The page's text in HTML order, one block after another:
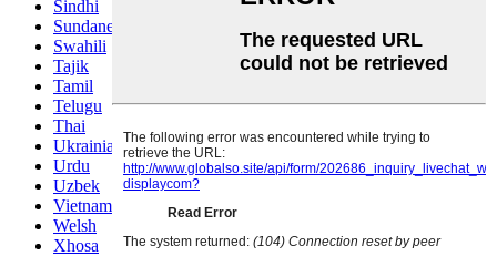
Sindhi
Sundanese
Swahili
Tajik
Tamil
Telugu
Thai
Ukrainian
Urdu
Uzbek
Vietnamese
Welsh
Xhosa